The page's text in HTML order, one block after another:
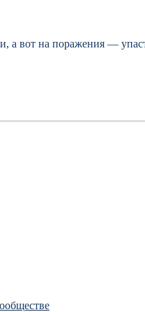
а вот на поражения —